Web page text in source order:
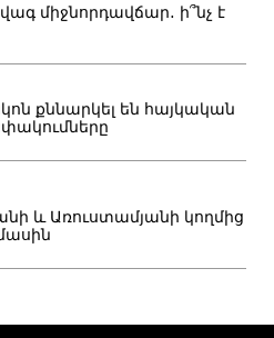
միջնորդավճար․ ի՞նչ է
քննարկել են հայկական
և Առուստամյանի կողմից